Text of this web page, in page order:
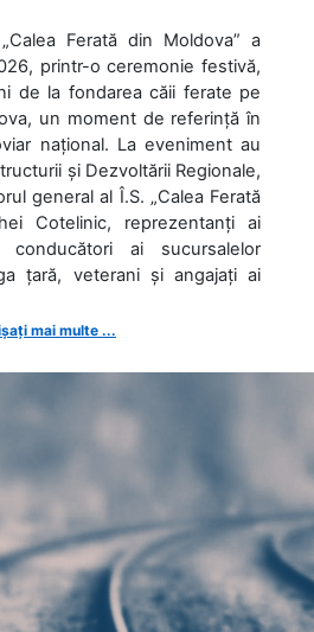
Ferată din Moldova” a
printr-o ceremonie festivă,
de la fondarea căii ferate pe
un moment de referință în
național. La eveniment au
și Dezvoltării Regionale,
general al Î.S. „Calea Ferată
Cotelinic, reprezentanți ai
conducători ai sucursalelor
țară, veterani și angajați ai
mai multe ...